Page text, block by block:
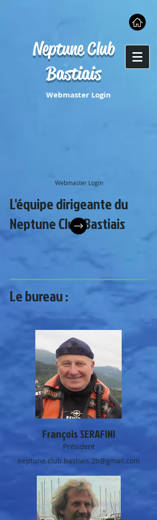
Neptune Club
Bastiais
Webmaster Login
Webmaster Login
L'équipe dirigeante du
Neptune Club Bastiais
Le bureau :
François SERAFINI
Président
neptune.club.bastiais.2b@gmail.com